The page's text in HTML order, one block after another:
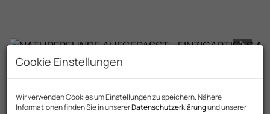
Beschreibung
Cookie Einstellungen
Wir verwenden Cookies um Einstellungen zu speichern. Nähere
Informationen finden Sie in unsererDatenschutzerklärungund unserer